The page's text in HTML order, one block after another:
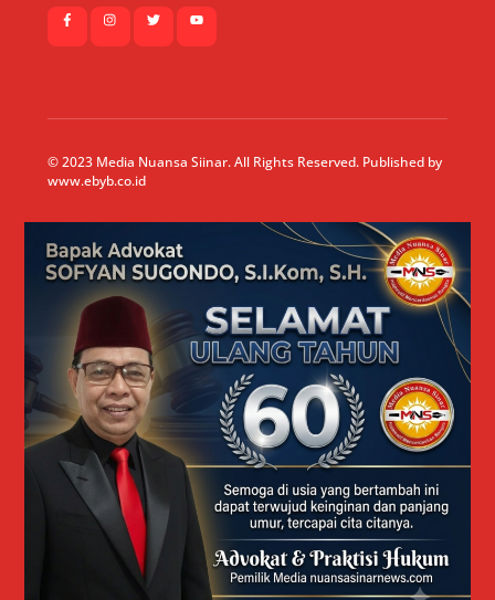
© 2023 Media Nuansa Siinar. All Rights Reserved. Published by
www.ebyb.co.id